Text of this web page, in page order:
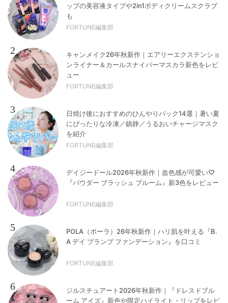
ップの美容液タイプや2in1ボディクリームスクラブ
も
FORTUNE編集部
2
キャンメイク26年秋新作｜エアリーエクステンショ
ンライナー＆カールスナイパーマスカラ新色をレビ
ュー
FORTUNE編集部
3
日焼け後におすすめのひんやりパック14選｜暑い夏
にぴったりな冷凍／鎮静／うるおいチャージマスク
を紹介
FORTUNE編集部
4
デイジードール2026年秋新作｜血色感が可愛い♡
『パウダー ブラッシュ ブルーム』新3色をレビュー
FORTUNE編集部
5
POLA（ポーラ）26年秋新作｜ハリ肌を叶える『B.
A デイ プランプ ファンデーション』を口コミ
FORTUNE編集部
6
ジルスチュアート2026年秋新作｜『ドレスドブル
ーム アイズ』新色や限定ハイライト・リップをレビ